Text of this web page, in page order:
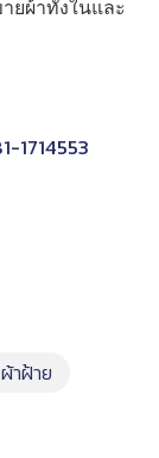
ยผ้าทั้งในและ
1714553
ผ้าฝ้าย